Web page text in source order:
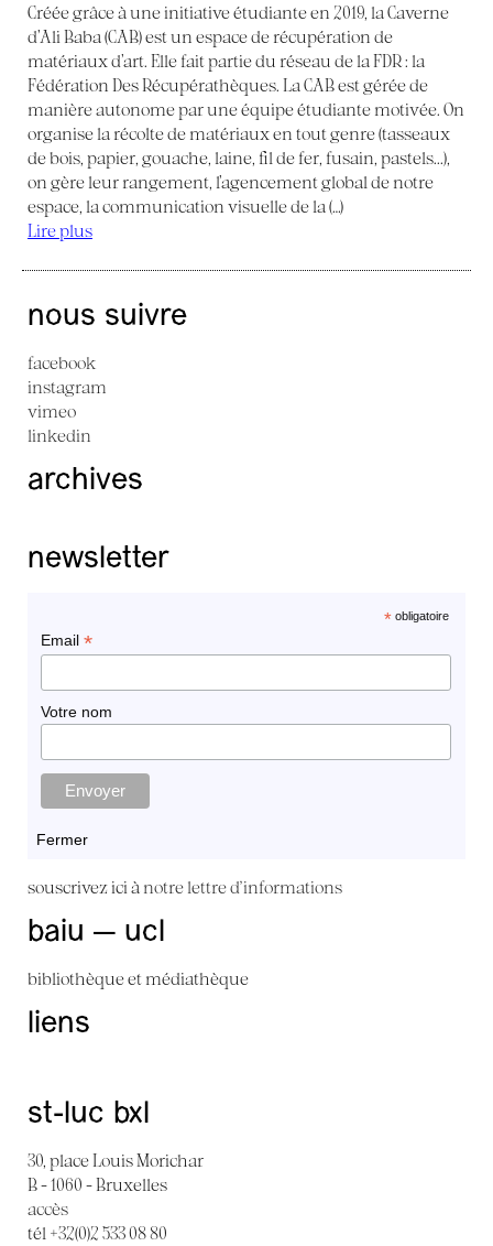
Créée grâce à une initiative étudiante en 2019, la Caverne
d’Ali Baba (CAB) est un espace de récupération de
matériaux d’art. Elle fait partie du réseau de la FDR : la
Fédération Des Récupérathèques. La CAB est gérée de
manière autonome par une équipe étudiante motivée. On
organise la récolte de matériaux en tout genre (tasseaux
de bois, papier, gouache, laine, fil de fer, fusain, pastels...),
on gère leur rangement, l’agencement global de notre
espace, la communication visuelle de la (…)
Lire plus
nous suivre
facebook
instagram
vimeo
linkedin
archives
newsletter
*obligatoire
Email *
Votre nom
Fermer
souscrivez ici à notre lettre d'informations
baiu — ucl
bibliothèque et médiathèque
liens
st-luc bxl
30, place Louis Morichar
B - 1060 - Bruxelles
accès
tél +32(0)2 533 08 80